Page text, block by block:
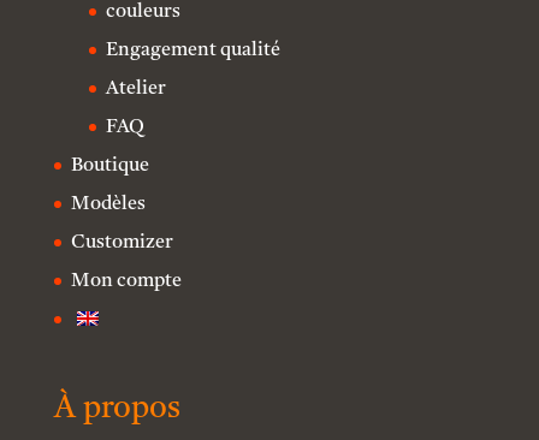
couleurs
Engagement qualité
Atelier
FAQ
Boutique
Modèles
Customizer
Mon compte
À propos